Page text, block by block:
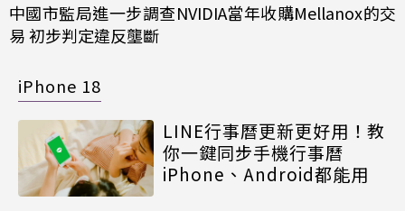
中國市監局進一步調查NVIDIA當年收購Mellanox的交
易 初步判定違反壟斷
iPhone 18
LINE行事曆更新更好用！教
你一鍵同步手機行事曆
iPhone、Android都能用